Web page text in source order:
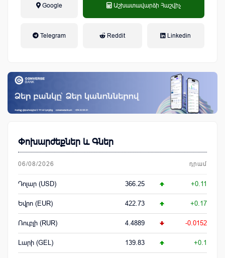
Google Աշխատավարձի Հաշվիչ
Telegram Reddit Linkedin
Փոխարժեքներ և Գներ
06/08/2026 դրամ
Դոլար (USD) 366.25 +0.11
Եվրո (EUR) 422.73 +0.17
Ռուբլի (RUR) 4.4889 -0.0152
Լարի (GEL) 139.83 +0.1